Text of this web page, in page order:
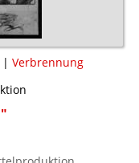
| Verbrennung